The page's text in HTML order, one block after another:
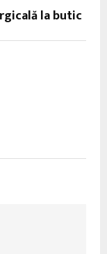
la butic